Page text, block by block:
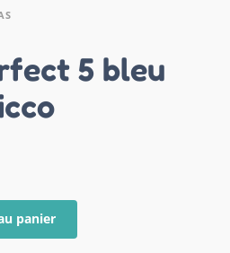
5 bleu
panier